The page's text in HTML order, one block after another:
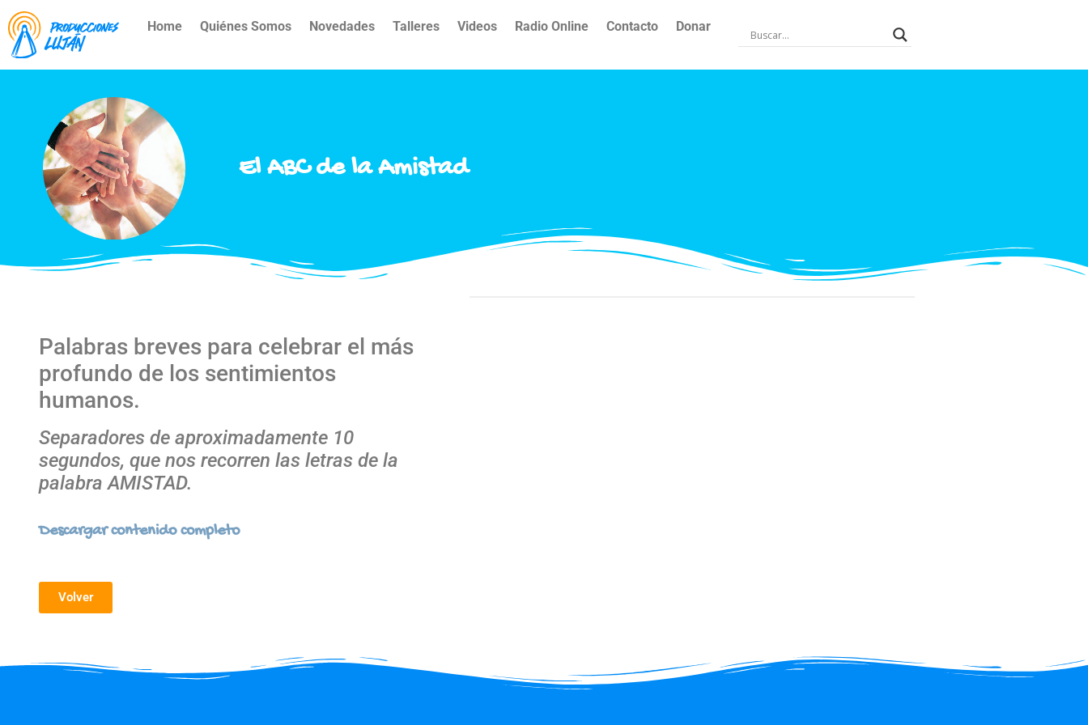
Home Quiénes Somos Novedades Talleres Videos Radio Online Contacto Donar
El ABC de la Amistad
Palabras breves para celebrar el más
profundo de los sentimientos
humanos.
Separadores de aproximadamente 10
segundos, que nos recorren las letras de la
palabra AMISTAD.
Descargar contenido completo
Volver